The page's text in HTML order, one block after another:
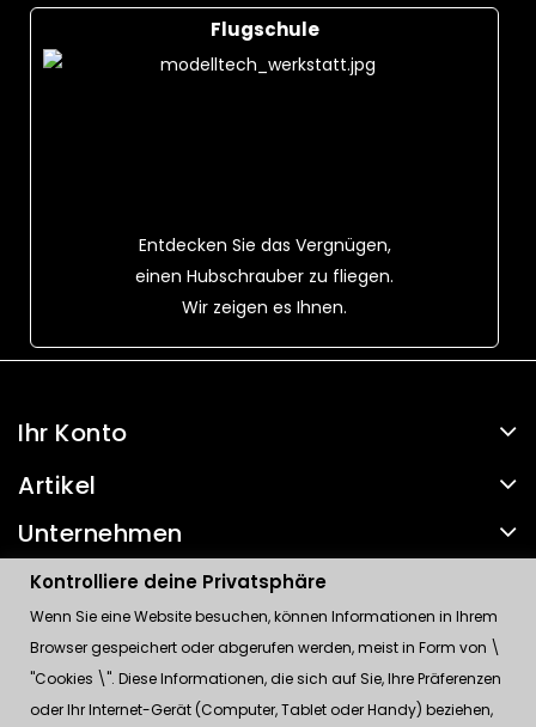
Flugschule
Entdecken Sie das Vergnügen,
einen Hubschrauber zu fliegen.
Wir zeigen es Ihnen.
Ihr Konto
Artikel
Unternehmen
Kontakt
Kontrolliere deine Privatsphäre
Kontrolliere deine Privatsphäre
Wenn Sie eine Website besuchen, können Informationen in Ihrem
Browser gespeichert oder abgerufen werden, meist in Form von \
"Cookies \". Diese Informationen, die sich auf Sie, Ihre Präferenzen
oder Ihr Internet-Gerät (Computer, Tablet oder Handy) beziehen,